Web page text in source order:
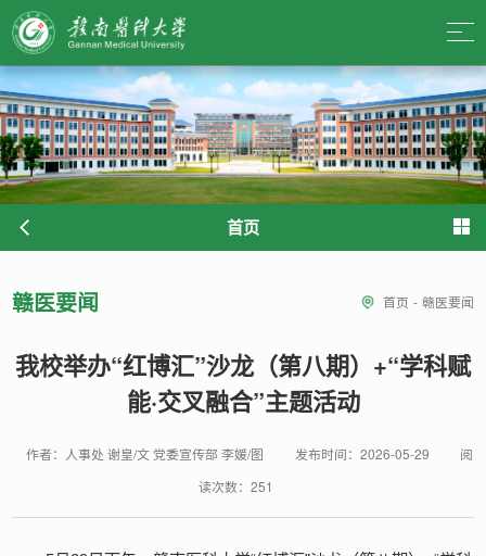
首页
赣医要闻 首页 - 赣医要闻
我校举办“红博汇”沙龙（第八期）+“学科赋
能·交叉融合”主题活动
作者：人事处 谢皇/文 党委宣传部 李媛/图 发布时间：2026-05-29
阅
读次数：251